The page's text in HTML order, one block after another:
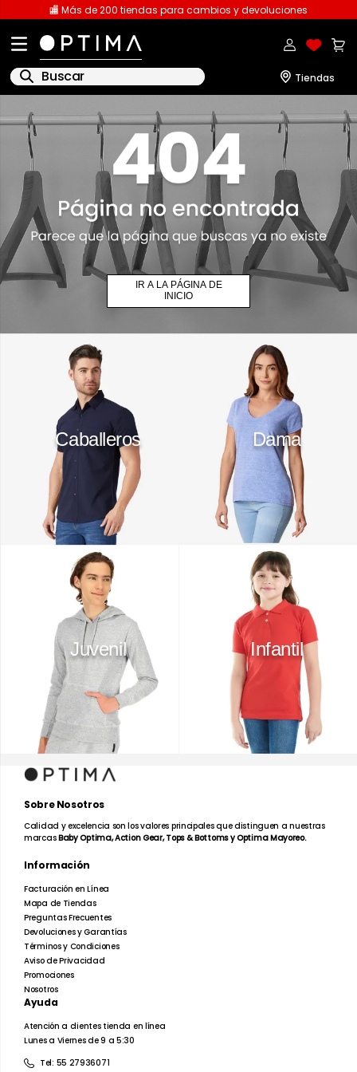
🏬 Más de 200 tiendas para cambios y devoluciones
Buscar
IR A LA PÁGINA DE
INICIO
Caballeros Dama
Juvenil Infantil
Sobre Nosotros
Calidad y excelencia son los valores principales que distinguen a nuestras
marcasBaby Optima, Action Gear, Tops & Bottoms y Optima Mayoreo.
Información
Facturación en Línea
Mapa de Tiendas
Preguntas Frecuentes
Devoluciones y Garantías
Términos y Condiciones
Aviso de Privacidad
Promociones
Nosotros
Ayuda
Atención a clientes tienda en línea
Lunes a Viernes de 9 a 5:30
Tel: 55 27936071
1.
licencia
playeras caballero
.
playeras dama
4
spiderman
.
sudaderas
pantalones
polo
playera polo
playera manga larga